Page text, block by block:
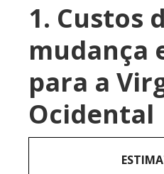
1. Custos
mudança
para a
Ocidental